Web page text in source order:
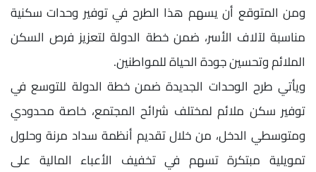
ومن المتوقع أن يسهم هذا الطرح في توفير وحدات سكنية
مناسبة لآلاف الأسر، ضمن خطة الدولة لتعزيز فرص السكن
الملائم وتحسين جودة الحياة للمواطنين.
ويأتي طرح الوحدات الجديدة ضمن خطة الدولة للتوسع في
توفير سكن ملائم لمختلف شرائح المجتمع، خاصة محدودي
ومتوسطي الدخل، من خلال تقديم أنظمة سداد مرنة وحلول
تمويلية مبتكرة تسهم في تخفيف الأعباء المالية على